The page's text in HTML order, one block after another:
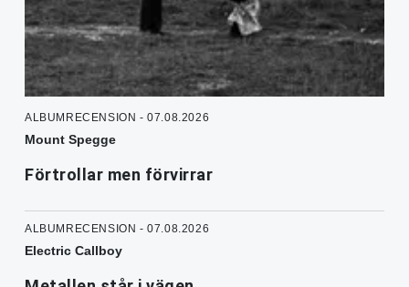
ALBUMRECENSION - 07.08.2026
Mount Spegge
Förtrollar men förvirrar
ALBUMRECENSION - 07.08.2026
Electric Callboy